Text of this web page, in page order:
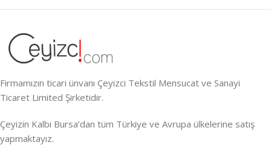
Firmamızın ticari ünvanı Çeyizci Tekstil Mensucat ve Sanayi
Ticaret Limited Şirketidir.
Çeyizin Kalbi Bursa’dan tüm Türkiye ve Avrupa ülkelerine satış
yapmaktayız.